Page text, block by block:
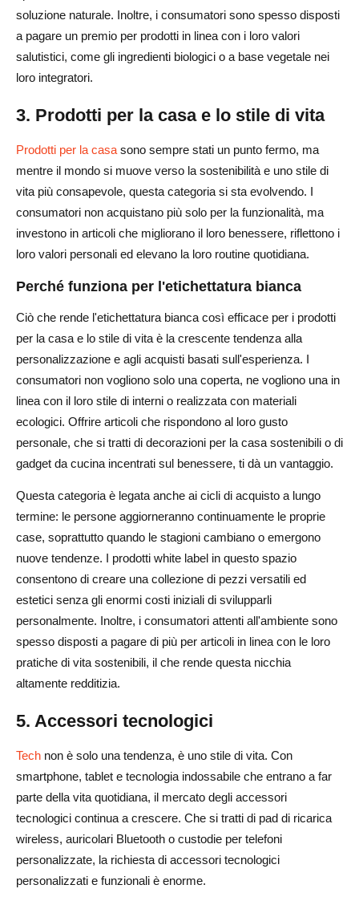
soluzione naturale. Inoltre, i consumatori sono spesso disposti
a pagare un premio per prodotti in linea con i loro valori
salutistici, come gli ingredienti biologici o a base vegetale nei
loro integratori.
3. Prodotti per la casa e lo stile di vita
Prodotti per la casa sono sempre stati un punto fermo, ma
mentre il mondo si muove verso la sostenibilità e uno stile di
vita più consapevole, questa categoria si sta evolvendo. I
consumatori non acquistano più solo per la funzionalità, ma
investono in articoli che migliorano il loro benessere, riflettono i
loro valori personali ed elevano la loro routine quotidiana.
Perché funziona per l'etichettatura bianca
Ciò che rende l'etichettatura bianca così efficace per i prodotti
per la casa e lo stile di vita è la crescente tendenza alla
personalizzazione e agli acquisti basati sull'esperienza. I
consumatori non vogliono solo una coperta, ne vogliono una in
linea con il loro stile di interni o realizzata con materiali
ecologici. Offrire articoli che rispondono al loro gusto
personale, che si tratti di decorazioni per la casa sostenibili o di
gadget da cucina incentrati sul benessere, ti dà un vantaggio.
Questa categoria è legata anche ai cicli di acquisto a lungo
termine: le persone aggiorneranno continuamente le proprie
case, soprattutto quando le stagioni cambiano o emergono
nuove tendenze. I prodotti white label in questo spazio
consentono di creare una collezione di pezzi versatili ed
estetici senza gli enormi costi iniziali di svilupparli
personalmente. Inoltre, i consumatori attenti all'ambiente sono
spesso disposti a pagare di più per articoli in linea con le loro
pratiche di vita sostenibili, il che rende questa nicchia
altamente redditizia.
5. Accessori tecnologici
Tech non è solo una tendenza, è uno stile di vita. Con
smartphone, tablet e tecnologia indossabile che entrano a far
parte della vita quotidiana, il mercato degli accessori
tecnologici continua a crescere. Che si tratti di pad di ricarica
wireless, auricolari Bluetooth o custodie per telefoni
personalizzate, la richiesta di accessori tecnologici
personalizzati e funzionali è enorme.